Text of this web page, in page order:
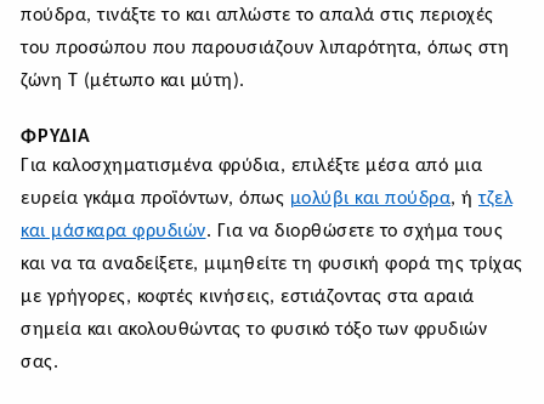
πούδρα, τινάξτε το και απλώστε το απαλά στις περιοχές
του προσώπου που παρουσιάζουν λιπαρότητα, όπως στη
ζώνη Τ (μέτωπο και μύτη).
ΦΡΎΔΙΑ
Για καλοσχηματισμένα φρύδια, επιλέξτε μέσα από μια
ευρεία γκάμα προϊόντων, όπως μολύβι και πούδρα, ήτζελ
και μάσκαρα φρυδιών. Για να διορθώσετε το σχήμα τους
και να τα αναδείξετε, μιμηθείτε τη φυσική φορά της τρίχας
με γρήγορες, κοφτές κινήσεις, εστιάζοντας στα αραιά
σημεία και ακολουθώντας το φυσικό τόξο των φρυδιών
σας.